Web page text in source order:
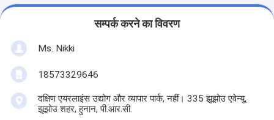
सम्पर्क करने का विवरण
Ms. Nikki
18573329646
दक्षिण एयरलाइंस उद्योग और व्यापार पार्क, नहीं। 335 झूझोउ एवेन्यू,
झूझोउ शहर, हुनान, पी.आर.सी.